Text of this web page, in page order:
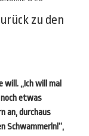
zu den
„Ich will mal
etwas
an, durchaus
Schwammerln!“,